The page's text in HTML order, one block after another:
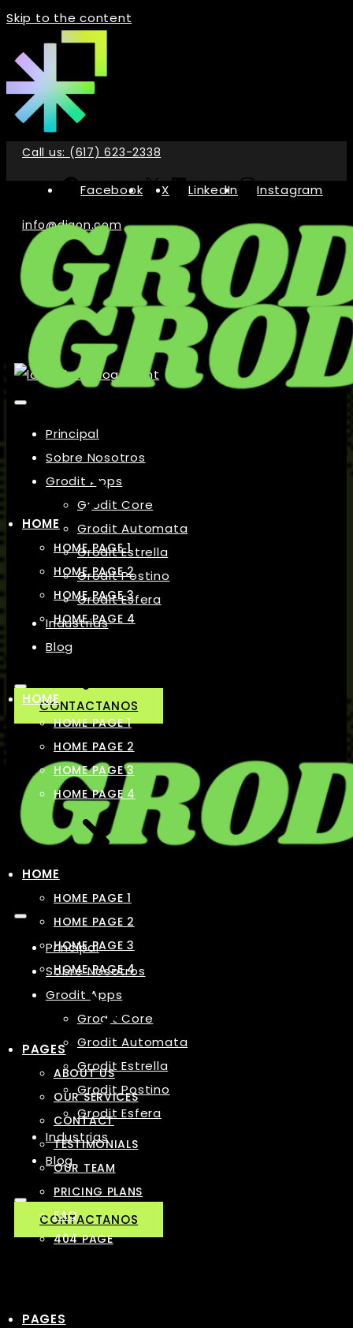
Skip to the content
Call us: (617) 623-2338
Facebook X LinkedIn Instagram
info@digon.com
Principal
Sobre Nosotros
Grodit Apps
Grodit Core
Grodit Automata
Grodit Estrella
Grodit Postino
Grodit Esfera
Industrias
Blog
CONTACTANOS
Principal
Sobre Nosotros
Grodit Apps
Grodit Core
Grodit Automata
Grodit Estrella
Grodit Postino
Grodit Esfera
Industrias
Blog
CONTACTANOS
HOME
HOME PAGE 1
HOME PAGE 2
HOME PAGE 3
HOME PAGE 4
HOME
HOME PAGE 1
HOME PAGE 2
HOME PAGE 3
HOME PAGE 4
HOME
HOME PAGE 1
HOME PAGE 2
HOME PAGE 3
HOME PAGE 4
PAGES
ABOUT US
OUR SERVICES
CONTACT
TESTIMONIALS
OUR TEAM
PRICING PLANS
FAQ
404 PAGE
PAGES